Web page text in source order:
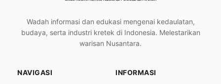
Wadah informasi dan edukasi mengenai kedaulatan,
budaya, serta industri kretek di Indonesia. Melestarikan
warisan Nusantara.
NAVIGASI INFORMASI